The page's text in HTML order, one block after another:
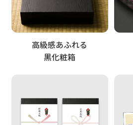
高級感あふれる
黒化粧箱